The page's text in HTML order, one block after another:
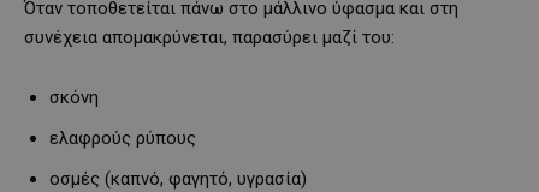
Όταν τοποθετείται πάνω στο μάλλινο ύφασμα και στη
συνέχεια απομακρύνεται, παρασύρει μαζί του:
σκόνη
ελαφρούς ρύπους
οσμές (καπνό, φαγητό, υγρασία)